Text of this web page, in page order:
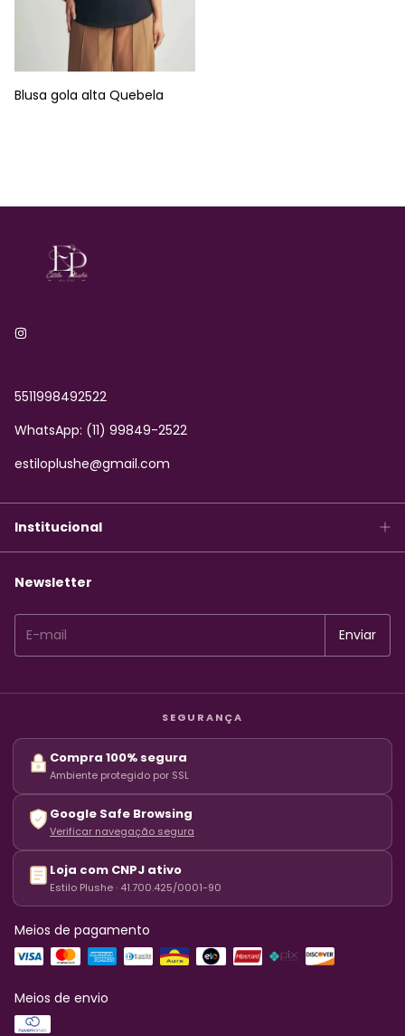
Blusa gola alta Quebela
5511998492522
WhatsApp: (11) 99849-2522
estiloplushe@gmail.com
Institucional
Newsletter
SEGURANÇA
Compra 100% segura
Ambiente protegido por SSL
Google Safe Browsing
Verificar navegação segura
Loja com CNPJ ativo
Estilo Plushe · 41.700.425/0001-90
Meios de pagamento
Meios de envio